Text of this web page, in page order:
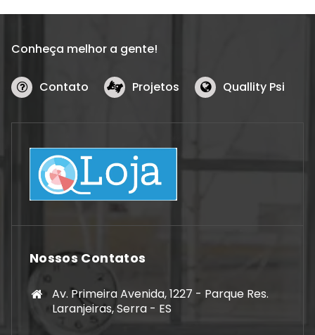
Conheça melhor a gente!
Contato Projetos Quallity Psi
Nossos Contatos
Av. Primeira Avenida, 1227 - Parque Res.
Laranjeiras, Serra - ES